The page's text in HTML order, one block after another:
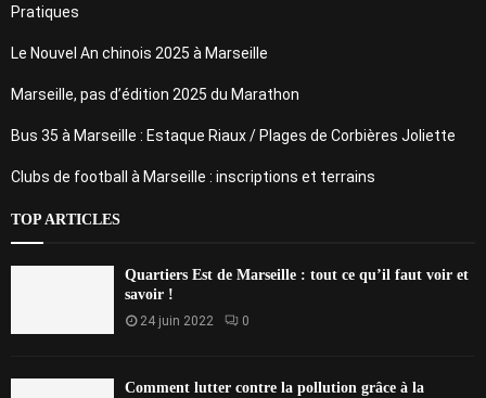
Pratiques
Le Nouvel An chinois 2025 à Marseille
Marseille, pas d’édition 2025 du Marathon
Bus 35 à Marseille : Estaque Riaux / Plages de Corbières Joliette
Clubs de football à Marseille : inscriptions et terrains
TOP ARTICLES
Quartiers Est de Marseille : tout ce qu’il faut voir et
savoir !
24 juin 2022 0
Comment lutter contre la pollution grâce à la